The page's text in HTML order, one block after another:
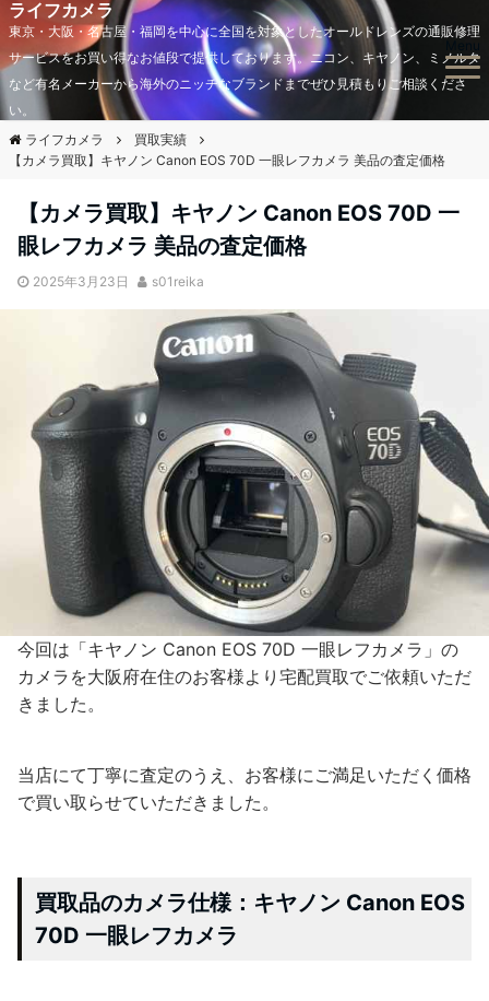
ライフカメラ
東京・大阪・名古屋・福岡を中心に全国を対象としたオールドレンズの通販修理
サービスをお買い得なお値段で提供しております。ニコン、キヤノン、ミノルタ
など有名メーカーから海外のニッチなブランドまでぜひ見積もりご相談くださ
い。
ライフカメラ
買取実績
【カメラ買取】キヤノン Canon EOS 70D 一眼レフカメラ 美品の査定価格
【カメラ買取】キヤノン Canon EOS 70D 一
眼レフカメラ 美品の査定価格
2025年3月23日 s01reika
今回は「キヤノン Canon EOS 70D 一眼レフカメラ」の
カメラを大阪府在住のお客様より宅配買取でご依頼いただ
きました。
当店にて丁寧に査定のうえ、お客様にご満足いただく価格
で買い取らせていただきました。
買取品のカメラ仕様：キヤノン Canon EOS
70D 一眼レフカメラ